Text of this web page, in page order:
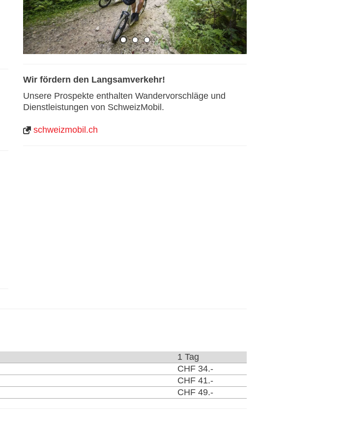
Wir fördern den Langsamverkehr!
Unsere Prospekte enthalten Wandervorschläge und
Dienstleistungen von SchweizMobil.
schweizmobil.ch
1 Tag
CHF 34.-
CHF 41.-
CHF 49.-